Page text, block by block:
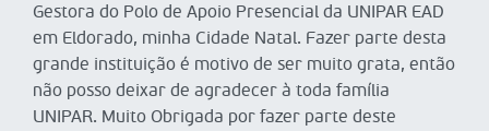
Gestora do Polo de Apoio Presencial da UNIPAR EAD
em Eldorado, minha Cidade Natal. Fazer parte desta
grande instituição é motivo de ser muito grata, então
não posso deixar de agradecer à toda família
UNIPAR. Muito Obrigada por fazer parte deste